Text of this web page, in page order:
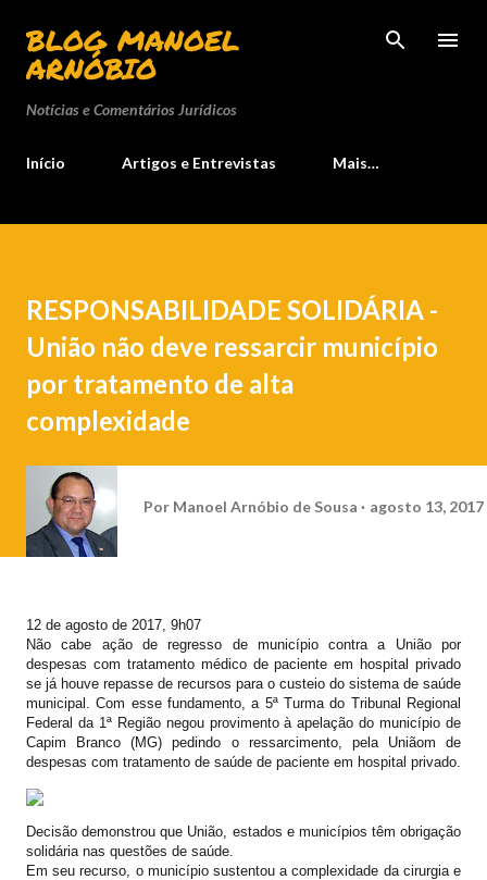
Pular para o conteúdo principal
BLOG MANOEL
ARNÓBIO
Notícias e Comentários Jurídicos
Início Artigos e Entrevistas Mais…
RESPONSABILIDADE SOLIDÁRIA -
União não deve ressarcir município
por tratamento de alta
complexidade
Por Manoel Arnóbio de Sousa agosto 13, 2017
12 de agosto de 2017, 9h07
Não cabe ação de regresso de município contra a União por
despesas com tratamento médico de paciente em hospital privado
se já houve repasse de recursos para o custeio do sistema de saúde
municipal. Com esse fundamento, a 5ª Turma do Tribunal Regional
Federal da 1ª Região negou provimento à apelação do município de
Capim Branco (MG) pedindo o ressarcimento, pela Uniãom de
despesas com tratamento de saúde de paciente em hospital privado.
Decisão demonstrou que União, estados e municípios têm obrigação
solidária nas questões de saúde.
Em seu recurso, o município sustentou a complexidade da cirurgia e